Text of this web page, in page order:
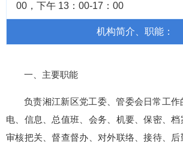
00，下午 13：00-17：00
机构简介、职能：
一、主要职能
负责湘江新区党工委、管委会日常工
电、信息、总值班、会务、机要、保密、
审核把关、督查督办、对外联络、接待、